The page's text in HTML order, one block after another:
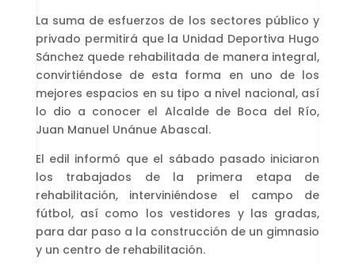
La suma de esfuerzos de los sectores público y
privado permitirá que la Unidad Deportiva Hugo
Sánchez quede rehabilitada de manera integral,
convirtiéndose de esta forma en uno de los
mejores espacios en su tipo a nivel nacional, así
lo dio a conocer el Alcalde de Boca del Río,
Juan Manuel Unánue Abascal.
El edil informó que el sábado pasado iniciaron
los trabajados de la primera etapa de
rehabilitación, interviniéndose el campo de
fútbol, así como los vestidores y las gradas,
para dar paso a la construcción de un gimnasio
y un centro de rehabilitación.